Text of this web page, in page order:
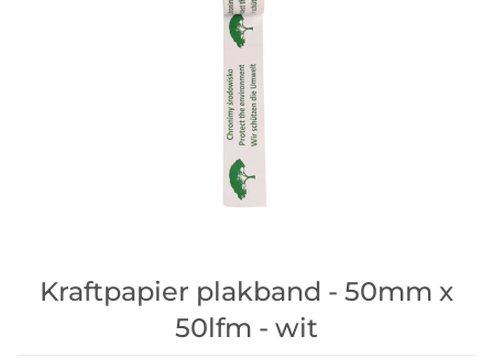
Kraftpapier plakband - 50mm x
50lfm - wit